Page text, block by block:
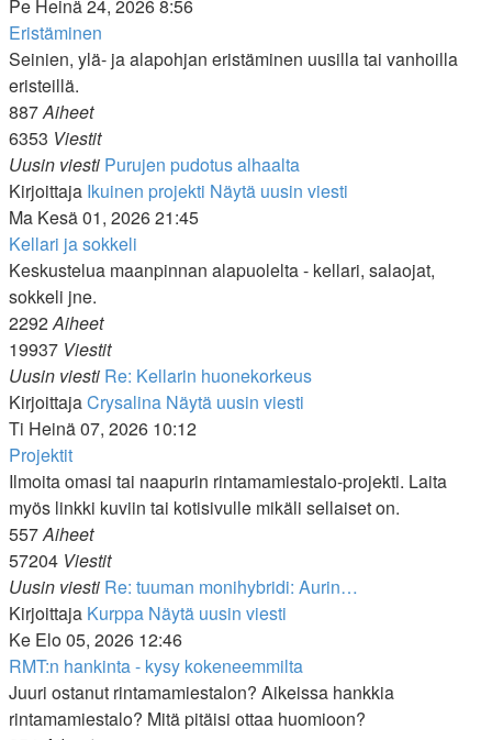
Pe Heinä 24, 2026 8:56
Eristäminen
Seinien, ylä- ja alapohjan eristäminen uusilla tai vanhoilla
eristeillä.
887Aiheet
6353 Viestit
Uusin viesti Purujen pudotus alhaalta
Kirjoittaja Ikuinen projekti Näytä uusin viesti
Ma Kesä 01, 2026 21:45
Kellari ja sokkeli
Keskustelua maanpinnan alapuolelta - kellari, salaojat,
sokkeli jne.
2292Aiheet
19937 Viestit
Uusin viesti Re: Kellarin huonekorkeus
KirjoittajaCrysalina Näytä uusin viesti
Ti Heinä 07, 2026 10:12
Projektit
Ilmoita omasi tai naapurin rintamamiestalo-projekti. Laita
myös linkki kuviin tai kotisivulle mikäli sellaiset on.
557Aiheet
57204 Viestit
Uusin viesti Re: tuuman monihybridi: Aurin…
Kirjoittaja Kurppa Näytä uusin viesti
Ke Elo 05, 2026 12:46
RMT:n hankinta - kysy kokeneemmilta
Juuri ostanut rintamamiestalon? Aikeissa hankkia
rintamamiestalo? Mitä pitäisi ottaa huomioon?